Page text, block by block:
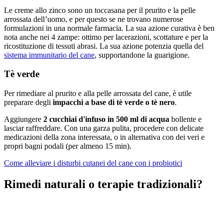
Le creme allo zinco sono un toccasana per il prurito e la pelle
arrossata dell’uomo, e per questo se ne trovano numerose
formulazioni in una normale farmacia. La sua azione curativa è ben
nota anche nei 4 zampe: ottimo per lacerazioni, scottature e per la
ricostituzione di tessuti abrasi. La sua azione potenzia quella del
sistema immunitario del cane, supportandone la guarigione.
Tè verde
Per rimediare al prurito e alla pelle arrossata del cane, è utile
preparare degli impacchi a base di tè verde o tè nero.
Aggiungere 2 cucchiai d'infuso in 500 ml di acqua bollente e
lasciar raffreddare. Con una garza pulita, procedere con delicate
medicazioni della zona interessata, o in alternativa con dei veri e
propri bagni podali (per almeno 15 min).
Come alleviare i disturbi cutanei del cane con i probiotici
Rimedi naturali o terapie tradizionali?